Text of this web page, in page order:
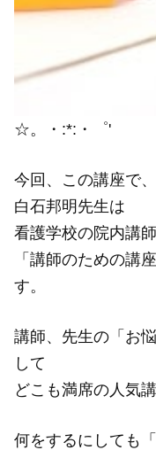
☆。・:*:・゜'
今回、この講座で
白石邦明先生は
看護学校の院内講
「講師のための講
す。
講師、先生の「お
して
どこも満席の人気
何をするにしても